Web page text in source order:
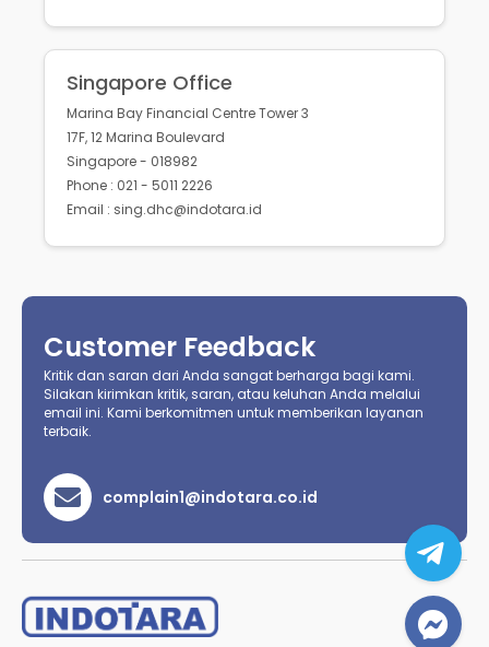
Singapore Office
Marina Bay Financial Centre Tower 3
17F, 12 Marina Boulevard
Singapore - 018982
Phone : 021 - 5011 2226
Email : sing.dhc@indotara.id
Customer Feedback
Kritik dan saran dari Anda sangat berharga bagi kami.
Silakan kirimkan kritik, saran, atau keluhan Anda melalui
email ini. Kami berkomitmen untuk memberikan layanan
terbaik.
complain1@indotara.co.id